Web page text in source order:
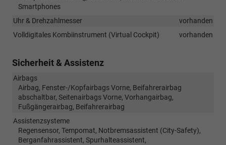
Smartphones
Uhr & Drehzahlmesser
vorhanden
Volldigitales Kombiinstrument (Virtual Cockpit)
vorhanden
Sicherheit & Assistenz
Airbags
Airbag, Fenster-/Kopfairbags Vorne, Beifahrerairbag
abschaltbar, Seitenairbags Vorne, Vorhangairbag,
Fußgängerairbag, Beifahrerairbag
Assistenzsysteme
Regensensor, Tempomat, Notbremsassistent (City-Safety),
Berganfahrassistent, Spurhalteassistent,